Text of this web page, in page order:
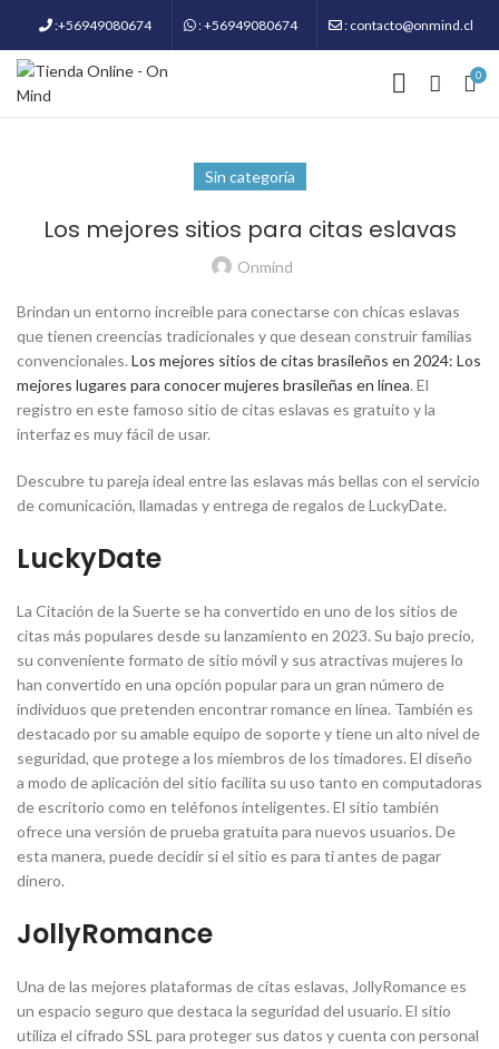
:+56949080674 : +56949080674 : contacto@onmind.cl
0
Sin categoría
Los mejores sitios para citas eslavas
Onmind
Brindan un entorno increíble para conectarse con chicas eslavas
que tienen creencias tradicionales y que desean construir familias
convencionales. Los mejores sitios de citas brasileños en 2024: Los
mejores lugares para conocer mujeres brasileñas en línea. El
registro en este famoso sitio de citas eslavas es gratuito y la
interfaz es muy fácil de usar.
Descubre tu pareja ideal entre las eslavas más bellas con el servicio
de comunicación, llamadas y entrega de regalos de LuckyDate.
LuckyDate
La Citación de la Suerte se ha convertido en uno de los sitios de
citas más populares desde su lanzamiento en 2023. Su bajo precio,
su conveniente formato de sitio móvil y sus atractivas mujeres lo
han convertido en una opción popular para un gran número de
individuos que pretenden encontrar romance en línea. También es
destacado por su amable equipo de soporte y tiene un alto nivel de
seguridad, que protege a los miembros de los timadores. El diseño
a modo de aplicación del sitio facilita su uso tanto en computadoras
de escritorio como en teléfonos inteligentes. El sitio también
ofrece una versión de prueba gratuita para nuevos usuarios. De
esta manera, puede decidir si el sitio es para ti antes de pagar
dinero.
JollyRomance
Una de las mejores plataformas de citas eslavas, JollyRomance es
un espacio seguro que destaca la seguridad del usuario. El sitio
utiliza el cifrado SSL para proteger sus datos y cuenta con personal